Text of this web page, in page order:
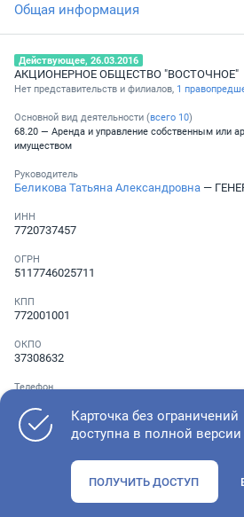
Общая информация
Действующее, 26.03.2016
АКЦИОНЕРНОЕ ОБЩЕСТВО "ВОСТОЧНОЕ"
Нет представительств и филиалов, 1
Основной вид деятельности (всего 10)
68.20 — Аренда и управление собственным или
имуществом
Руководитель
Беликова Татьяна Александровна —
ИНН
7720737457
ОГРН
5117746025711
КПП
772001001
ОКПО
37308632
Телефон
Как оценить состояние компании
Карточка без ограничений
доступна в полной версии
ПОЛУЧИТЬ ДОСТУП